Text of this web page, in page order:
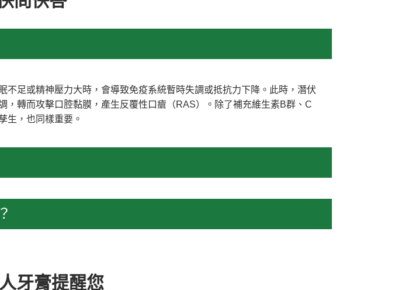
不足或精神壓力大時，會導致免疫系統暫時失調或抵抗力下降。此時，潛伏
，轉而攻擊口腔黏膜，產生反覆性口瘡（RAS）。除了補充維生素B群、C
生，也同樣重要。
牙膏提醒您